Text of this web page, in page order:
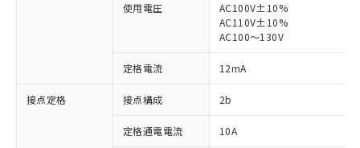
使用電圧
AC100V±10%
AC110V±10%
AC100～130V
定格電流 12mA
接点定格 接点構成 2b
定格通電電流 10A
ご利用条件
対応済み：EU RoHS指令（10物質）の
非含有に対応した製品が提供可能な商品で
対応予定：EU RoHS指令（10物質）の非含
有に対応した製品に切り替える予定のある